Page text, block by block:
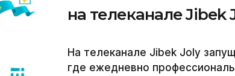
на телеканале Jibek
На телеканале Jibek Joly
где ежедневно